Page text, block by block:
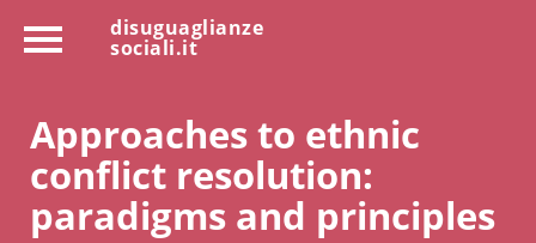
disuguaglianze
sociali.it
Approaches to ethnic
conflict resolution:
paradigms and principles